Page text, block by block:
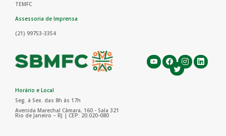
TEMFC
Assessoria de Imprensa
(21) 99753-3354
Horário e Local
Seg. à Sex. das 8h às 17h
Avenida Marechal Câmara, 160 - Sala 321
Rio de Janeiro – RJ | CEP: 20.020-080